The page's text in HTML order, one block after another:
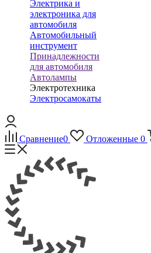
Электрика и
электроника для
автомобиля
Автомобильный
инструмент
Принадлежности
для автомобиля
Автолампы
Электротехника
Электросамокаты
Сравнение0 Отложенные 0